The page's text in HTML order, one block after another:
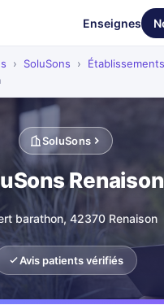
Enseignes
› SoluSons › Établissements
SoluSons
Renaison
barathon, 42370 Renaison
Avis patients vérifiés